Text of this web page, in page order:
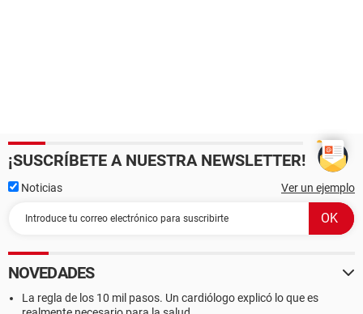
¡SUSCRÍBETE A NUESTRA NEWSLETTER!
Noticias Ver un ejemplo
NOVEDADES
La regla de los 10 mil pasos. Un cardiólogo explicó lo que es